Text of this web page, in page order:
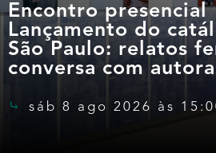
Encontro presencial
Lançamento do
São Paulo: relatos
conversa com
sáb 8 ago 2026 às